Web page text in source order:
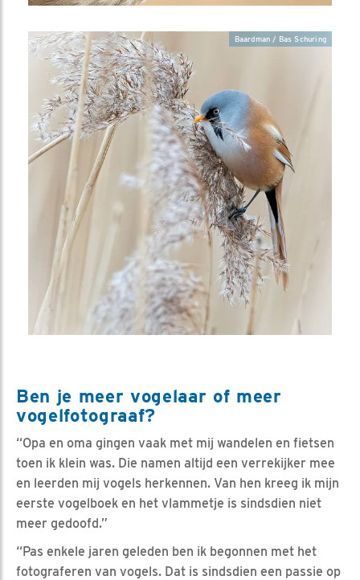
Baardman / Bas Schuring
Ben je meer vogelaar of meer
vogelfotograaf?
“Opa en oma gingen vaak met mij wandelen en fietsen
toen ik klein was. Die namen altijd een verrekijker mee
en leerden mij vogels herkennen. Van hen kreeg ik mijn
eerste vogelboek en het vlammetje is sindsdien niet
meer gedoofd.”
“Pas enkele jaren geleden ben ik begonnen met het
fotograferen van vogels. Dat is sindsdien een passie op